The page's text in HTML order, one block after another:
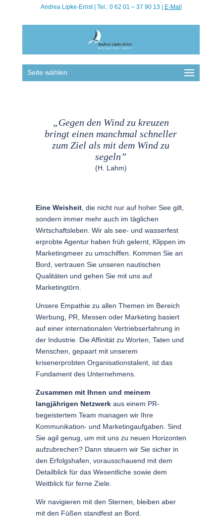
Seite wählen
Andrea Lipke-Ernst | Tel.: 0 62 01 – 37 90 13 | E-Mail
„Gegen den Wind zu kreuzen
bringt einen manchmal schneller
zum Ziel als mit dem Wind zu
segeln”
(H. Lahm)
Eine Weisheit, die nicht nur auf hoher See gilt,
sondern immer mehr auch im täglichen
Wirtschaftsleben. Wir als see- und wasserfest
erprobte Agentur haben früh gelernt, Klippen im
Marketingmeer zu umschiffen. Kommen Sie an
Bord, vertrauen Sie unseren nautischen
Qualitäten und gehen Sie mit uns auf
Marketingtörn.
Unsere Empathie zu allen Themen im Bereich
Werbung, PR, Messen oder Marketing basiert
auf einer internationalen Vertriebserfahrung in
der Industrie. Die Affinität zu Worten, Taten und
Menschen, gepaart mit unserem
krisenerprobten Organisationstalent, ist das
Fundament des Unternehmens.
Zusammen mit Ihnen und meinem
langjährigen Netzwerkaus einem PR-
begeistertem Team managen wir Ihre
Kommunikation- und Marketingaufgaben. Sind
Sie agil genug, um mit uns zu neuen Horizonten
aufzubrechen? Dann steuern wir Sie sicher in
den Erfolgshafen, vorausschauend mit dem
Detailblick für das Wesentliche sowie dem
Weitblick für ferne Ziele.
Wir navigieren mit den Sternen, bleiben aber
mit den Füßen standfest an Bord.